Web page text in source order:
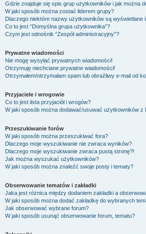
Gdzie znajduje się spis grup użytkowników i jak można
W jaki sposób można zostać liderem grupy?
Dlaczego niektóre nazwy użytkowników są wyświetlane
Co to jest “Domyślna grupa użytkownika”?
Czym jest odnośnik “Zespół administracyjny”?
Prywatne wiadomości
Nie mogę wysyłać prywatnych wiadomości!
Otrzymuję niechciane prywatne wiadomości!
Otrzymałem/otrzymałam spam lub obraźliwy e-mail od
Przyjaciele i wrogowie
Co to jest lista przyjaciół i wrogów?
W jaki sposób można dodawać/usuwać użytkowników z
Przeszukiwanie forów
W jaki sposób można przeszukiwać fora?
Dlaczego moje wyszukiwanie nie zwraca wyników?
Dlaczego moje wyszukiwanie zwraca pustą stronę?!
Jak można wyszukać użytkowników?
W jaki sposób można znaleźć swoje posty i tematy?
Obserwowanie tematów i zakładki
Jaka jest różnica między dodaniem zakładki a
W jaki sposób można dodać zakładkę do wybranych
Jak obserwować wybrane forum?
W jaki sposób usunąć obserwowanie forum, tematu?